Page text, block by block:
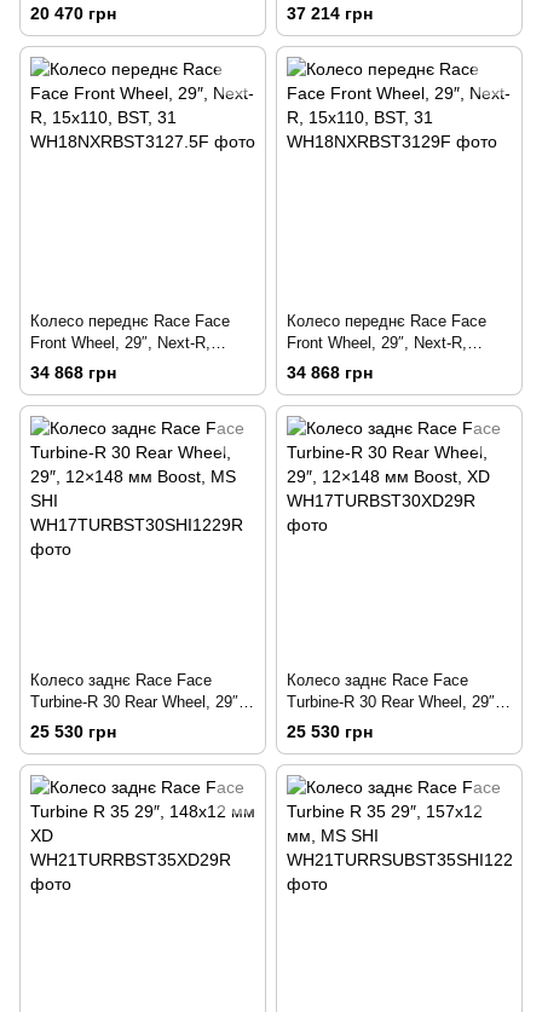
20х110-B
20 470 грн MS SHI12, 31, 29, R
37 214 грн
Колесо переднє Race Face
Front Wheel, 29″, Next-R,
15х110, BST, 31
34 868 грн
Колесо переднє Race Face
Front Wheel, 29″, Next-R,
15х110, BST, 31
34 868 грн
Колесо заднє Race Face
Turbine-R 30 Rear Wheel, 29″,
12×148 мм Boost, MS SHI
25 530 грн
Колесо заднє Race Face
Turbine-R 30 Rear Wheel, 29″,
12×148 мм Boost, XD
25 530 грн